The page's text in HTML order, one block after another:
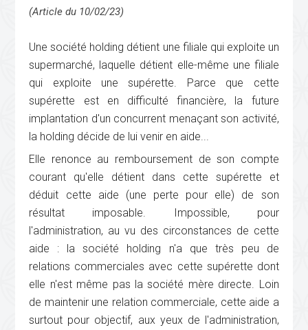
(Article du 10/02/23)
Une société holding détient une filiale qui exploite un
supermarché, laquelle détient elle-même une filiale
qui exploite une supérette. Parce que cette
supérette est en difficulté financière, la future
implantation d'un concurrent menaçant son activité,
la holding décide de lui venir en aide...
Elle renonce au remboursement de son compte
courant qu'elle détient dans cette supérette et
déduit cette aide (une perte pour elle) de son
résultat imposable. Impossible, pour
l'administration, au vu des circonstances de cette
aide : la société holding n'a que très peu de
relations commerciales avec cette supérette dont
elle n'est même pas la société mère directe. Loin
de maintenir une relation commerciale, cette aide a
surtout pour objectif, aux yeux de l'administration,